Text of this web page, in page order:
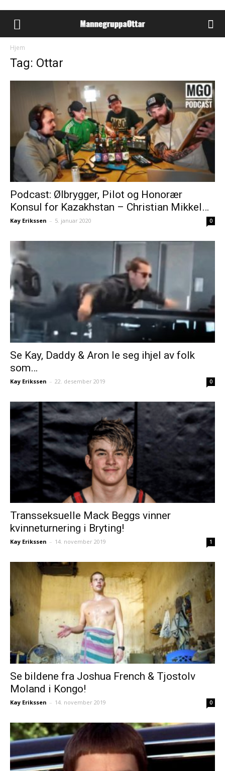
Hjem
Tag: Ottar
Podcast: Ølbrygger, Pilot og Honorær
Konsul for Kazakhstan – Christian Mikkel…
Kay Erikssen – 5. januar 2020 0
Se Kay, Daddy & Aron le seg ihjel av folk
som…
Kay Erikssen – 22. desember 2019 0
Transseksuelle Mack Beggs vinner
kvinneturnering i Bryting!
Kay Erikssen – 14. november 2019 1
Se bildene fra Joshua French & Tjostolv
Moland i Kongo!
Kay Erikssen – 14. november 2019 0